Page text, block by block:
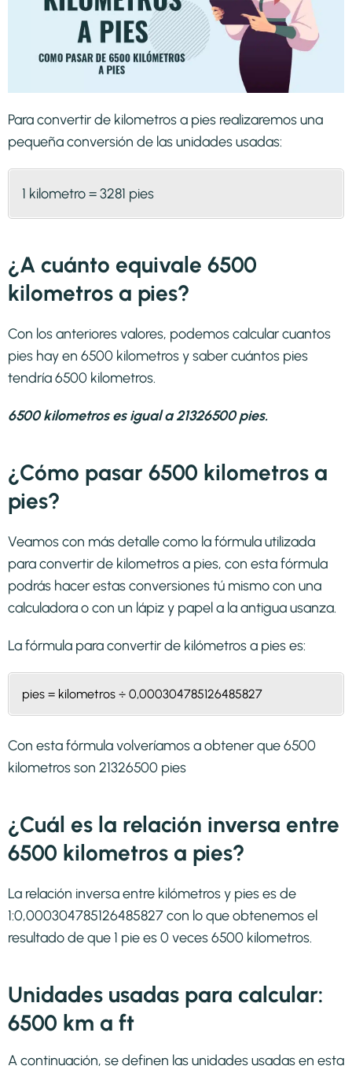
Para convertir de kilometros a pies realizaremos una
pequeña conversión de las unidades usadas:
1 kilometro = 3281 pies
¿A cuánto equivale 6500
kilometros a pies?
Con los anteriores valores, podemos calcular cuantos
pies hay en 6500 kilometros y saber cuántos pies
tendría 6500 kilometros.
6500 kilometros es igual a 21326500 pies.
¿Cómo pasar 6500 kilometros a
pies?
Veamos con más detalle como la fórmula utilizada
para convertir de kilometros a pies, con esta fórmula
podrás hacer estas conversiones tú mismo con una
calculadora o con un lápiz y papel a la antigua usanza.
La fórmula para convertir de kilómetros a pieses:
pies = kilometros ÷ 0,000304785126485827
Con esta fórmula volveríamos a obtener que 6500
kilometros son 21326500 pies
¿Cuál es la relación inversa entre
6500 kilometros a pies?
La relación inversa entre kilómetros y pies es de
1:0,000304785126485827 con lo que obtenemos el
resultado de que 1 pie es 0 veces 6500 kilometros.
Unidades usadas para calcular:
6500 km a ft
A continuación, se definen las unidades usadas en esta